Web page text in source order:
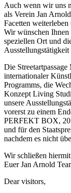
Auch wenn wir uns
als Verein Jan
Facetten
Wir wünschen Ihnen
speziellen Ort und
Die
internationaler
Programms, die
Konzept Living
unsere
vorerst zu einem
PERFEKT BOX,
und für den
nachdem es nicht
Wir schließen
​Euer Jan Arnold
Dear visitors,